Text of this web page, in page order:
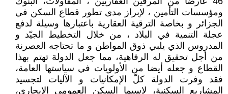
ومؤسسات التأمين ، لإبراز مدى تطور قطاع السكن في
الجزائر و بخاصة الترقية العقارية باعتبارها وسيلة لدفع
عجلة التنمية في البلاد ، من خلال التخطيط الجيّد و
المدروس الذي يلبي ذوق المواطن و ما تحتاجه العصرنة
من أجل تحقيق له الرفاهية، مما جعل الدولة تهتم بهذا
القطاع و جعله أيضا من الأولويات في سياستها العامة،
فقد وفرت الدولة كلّ الإمكانيات و الآليات لتجسيد
المشاريع السكنية، لاسيما السكن العمومي الإيجاري،